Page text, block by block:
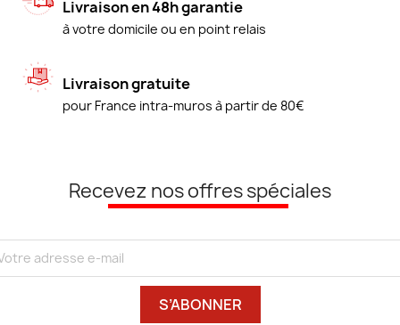
Livraison en 48h garantie
à votre domicile ou en point relais
Livraison gratuite
pour France intra-muros à partir de 80€
Recevez nos offres spéciales